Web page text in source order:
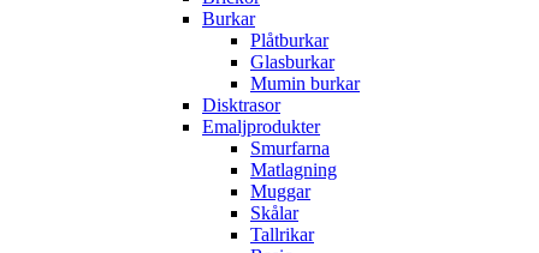
Burkar
Plåtburkar
Glasburkar
Mumin burkar
Disktrasor
Emaljprodukter
Smurfarna
Matlagning
Muggar
Skålar
Tallrikar